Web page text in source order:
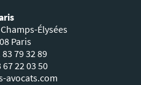
Élysées
Paris
79 32 89
67 22 03 50
avocats.com